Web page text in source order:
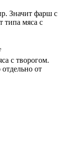
Значит фарш с
типа мяса с
с творогом.
от